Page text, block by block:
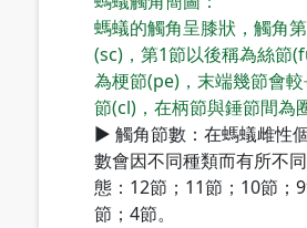
螞蟻的觸角呈膝狀，觸角
(sc)，第1節以後稱為絲節
為梗節(pe)，末端幾節會
節(cl)，在柄節與錘節間為
▶ 觸角節數：在螞蟻雌性
數會因不同種類而有所不
態：12節；11節；10節；
節；4節。